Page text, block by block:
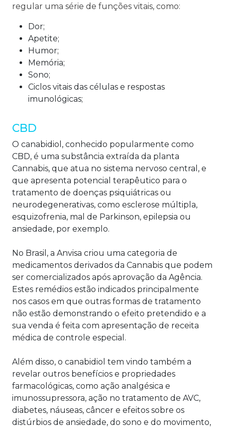
regular uma série de funções vitais, como:
Dor;
Apetite;
Humor;
Memória;
Sono;
Ciclos vitais das células e respostas
imunológicas;
CBD
O canabidiol, conhecido popularmente como
CBD, é uma substância extraída da planta
Cannabis, que atua no sistema nervoso central, e
que apresenta potencial terapêutico para o
tratamento de doenças psiquiátricas ou
neurodegenerativas, como esclerose múltipla,
esquizofrenia, mal de Parkinson, epilepsia ou
ansiedade, por exemplo.
No Brasil, a Anvisa criou uma categoria de
medicamentos derivados da Cannabis que podem
ser comercializados após aprovação da Agência.
Estes remédios estão indicados principalmente
nos casos em que outras formas de tratamento
não estão demonstrando o efeito pretendido e a
sua venda é feita com apresentação de receita
médica de controle especial.
Além disso, o canabidiol tem vindo também a
revelar outros benefícios e propriedades
farmacológicas, como ação analgésica e
imunossupressora, ação no tratamento de AVC,
diabetes, náuseas, câncer e efeitos sobre os
distúrbios de ansiedade, do sono e do movimento,